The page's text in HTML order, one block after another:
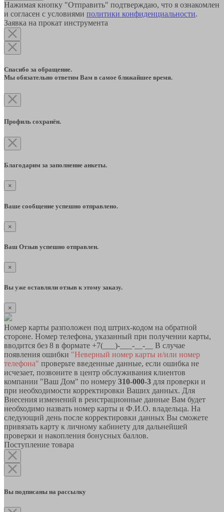
Нажимая кнопку "Отправить" подтверждаю, что я ознакомлен
и согласен с условиями политики конфиденциальности.
Заявка на прокат инструмента
Спасибо за обращение.
Мы обязательно ответим Вам в самое ближайшее время.
Профиль сохранён.
Благодарим за заполнение анкеты.
×
Ваше сообщение успешно отправлено.
×
Ваш Отзыв успешно отправлен.
×
Вы уже оставляли отзыв к этому заказу.
×
Номер карты разположен под штрих-кодом на обратной
стороне. Номер телефона, указанный при получении карты,
вводится без 8 в формате +7(___)-___-__-__ В случае
появления ошибки "Неверный номер карты и/или номер
телефона" проверьте введенные данные, если ошибка не
исчезает, позвоните в центр обслуживания клиентов
компании "Ваш Дом" по номеру 310-000-3 для проверки и
при необходимости корректировки Ваших данных. Для
Внесения изменений в реистрационные данные Вам будет
необходимо назвать номер карты и Ф.И.О. владельца. На
следующий день после корректировки данных Вы сможете
привязать карту к личному кабинету для дальнейшей
проверки и накопления бонусных баллов.
Поступление товара
Вы подписаны на рассылку